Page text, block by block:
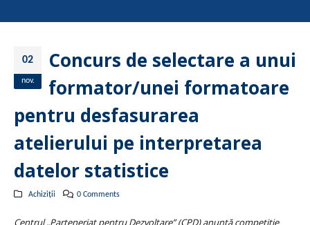
02
nov.
Concurs de selectare a unui
formator/unei formatoare
pentru desfasurarea
atelierului pe interpretarea
datelor statistice
Achiziții 0 Comments
Centrul „Parteneriat pentru Dezvoltare” (CPD) anunţă competiţie